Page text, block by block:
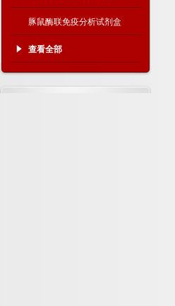
豚鼠酶联免疫分析试剂盒
查看全部